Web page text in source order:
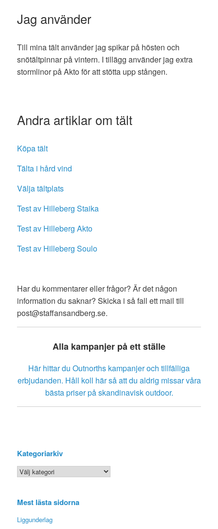
Jag använder
Till mina tält använder jag spikar på hösten och
snötältpinnar på vintern. I tillägg använder jag extra
stormlinor på Akto för att stötta upp stången.
Andra artiklar om tält
Köpa tält
Tälta i hård vind
Välja tältplats
Test av Hilleberg Staika
Test av Hilleberg Akto
Test av Hilleberg Soulo
Har du kommentarer eller frågor? Är det någon
information du saknar? Skicka i så fall ett mail till
post@staffansandberg.se.
Alla kampanjer på ett ställe
Här hittar du Outnorths kampanjer och tillfälliga
erbjudanden. Håll koll här så att du aldrig missar våra
bästa priser på skandinavisk outdoor.
Kategoriarkiv
Kategoriarkiv
Mest lästa sidorna
Liggunderlag